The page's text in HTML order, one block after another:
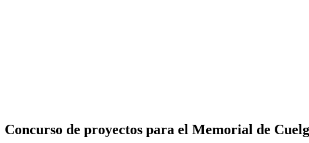
Concurso de proyectos para el Memorial de